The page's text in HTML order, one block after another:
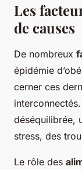
Les
de causes
De nombreux
épidémie
cerner ces
déséquilibrée,
stress, des
Le rôle des